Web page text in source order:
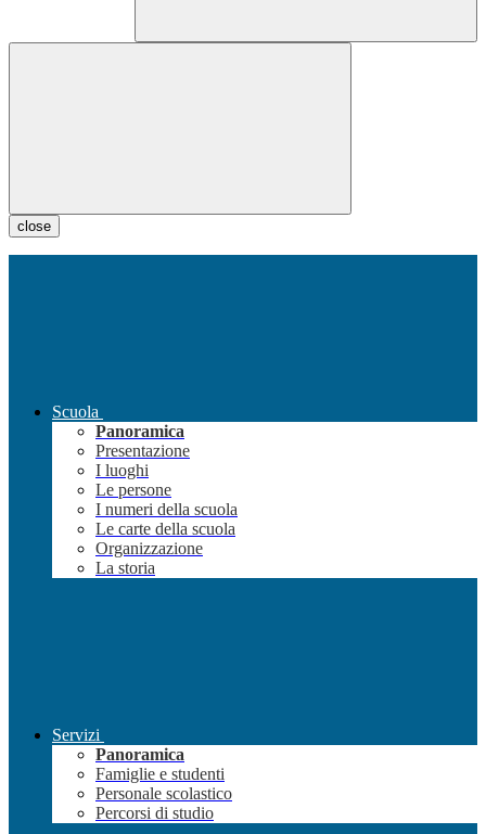
close
Scuola
Panoramica
Presentazione
I luoghi
Le persone
I numeri della scuola
Le carte della scuola
Organizzazione
La storia
Servizi
Panoramica
Famiglie e studenti
Personale scolastico
Percorsi di studio